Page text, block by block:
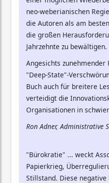
neo-weberianischen
die Autoren als am
die großen
Jahrzehnte zu bewältigen.
Angesichts
"Deep-State"-
Buch auch für breitere
verteidigt die
Organisationen in
Ron Adner, Administrative
"Bürokratie" ... weckt
Papierkrieg,
Stillstand. Diese